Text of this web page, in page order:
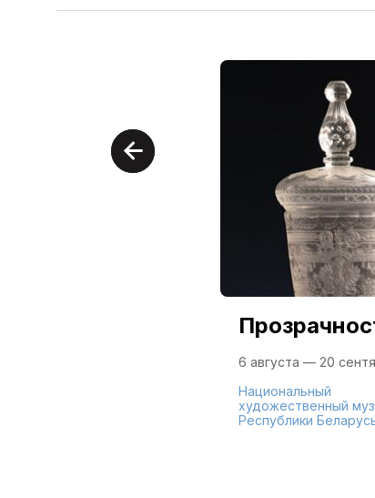
6 августа — 20
Национальный
художественный
Республики